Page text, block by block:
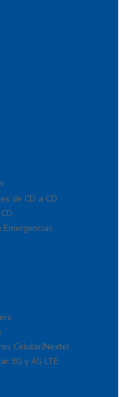
de CD a CD
Celular/Nextel
3G y 4G LTE